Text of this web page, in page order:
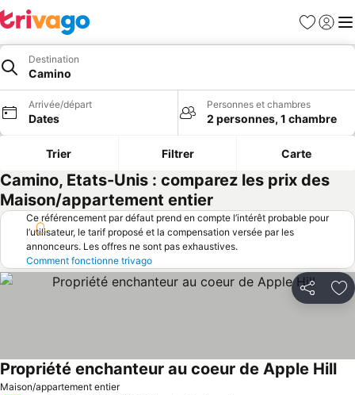
Favoris
Se
Destination
Camino
Arrivée/départ
Dates
Personnes et chambres
2 personnes, 1 chambre
Trier Filtrer Carte
Camino, Etats-Unis : comparez les prix des
Maison/appartement entier
Ce référencement par défaut prend en compte l’intérêt probable pour
l’utilisateur, le tarif proposé et la compensation versée par les
annonceurs. Les offres ne sont pas exhaustives.
Comment fonctionne trivago
Partager
Maison/appartement entier
Propriété enchanteur au coeur de Apple Hill